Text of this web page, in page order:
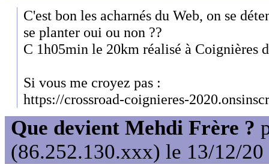
C'est bon les acharnés du Web, on se
se planter oui ou non ??
C 1h05min le 20km réalisé à Coignières
Si vous me croyez pas :
https://crossroad-coignieres-
Que devient Mehdi Frère ?
(86.252.130.xxx) le 13/12/20